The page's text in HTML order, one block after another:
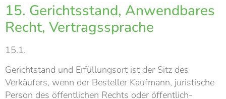
15. Gerichtsstand, Anwendbares
Recht, Vertragssprache
15.1.
Gerichtstand und Erfüllungsort ist der Sitz des
Verkäufers, wenn der Besteller Kaufmann, juristische
Person des öffentlichen Rechts oder öffentlich-